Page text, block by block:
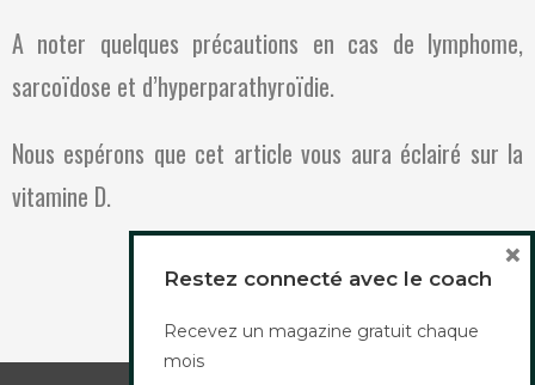
A noter quelques précautions en cas de lymphome,
sarcoïdose et d’hyperparathyroïdie.
Nous espérons que cet article vous aura éclairé sur la
vitamine D.
Restez connecté avec le coach
Recevez un magazine gratuit chaque
mois
×